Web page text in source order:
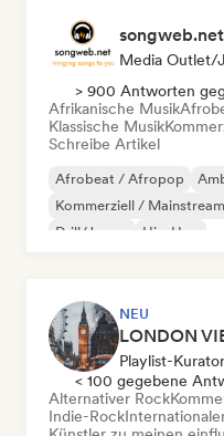
songweb.net
Media Outlet/
> 900 Antworten
Afrikanische Musik
Klassische Musik
Schreibe Artikel
Afrobeat / Afropop
Kommerziell / Mainstream
Drill/Jersey
Hip-Hop
NEU
LONDON
Playlist-Kurator
< 100 gegebene
Alternativer Rock
Indie-Rock